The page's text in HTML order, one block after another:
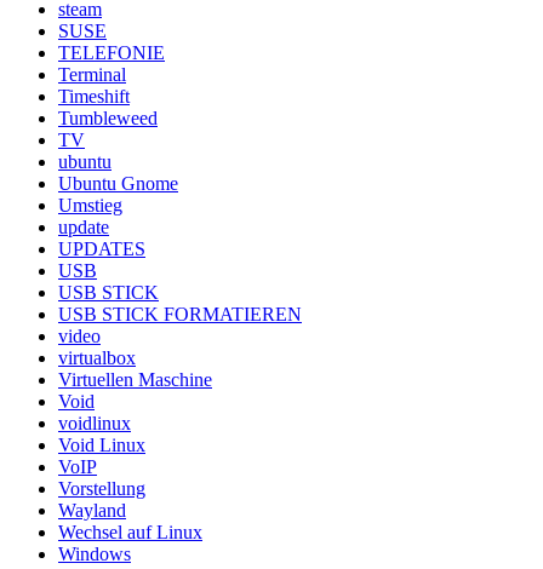
steam
SUSE
TELEFONIE
Terminal
Timeshift
Tumbleweed
TV
ubuntu
Ubuntu Gnome
Umstieg
update
UPDATES
USB
USB STICK
USB STICK FORMATIEREN
video
virtualbox
Virtuellen Maschine
Void
voidlinux
Void Linux
VoIP
Vorstellung
Wayland
Wechsel auf Linux
Windows